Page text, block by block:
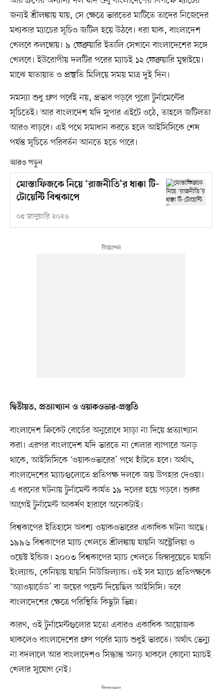
জন্যই শ্রীলঙ্কায় যায়, সে ক্ষেত্রে ভারতের মাটিতে তাদের নিজেদের
মধ্যকার ম্যাচের সূচিও জটিল হয়ে উঠবে। ধরা যাক, বাংলাদেশ
খেলবে কলম্বোয়। ৯ ফেব্রুয়ারি ইতালি সেখানে বাংলাদেশের সঙ্গে
খেলবে। ইউরোপীয় দলটির পরের ম্যাচই ১২ ফেব্রুয়ারি মুম্বাইয়ে।
মাঝে যাতায়াত ও প্রস্তুতি মিলিয়ে সময় মাত্র দুই দিন।
সমস্যা শুধু গ্রুপ পর্বেই নয়, প্রভাব পড়বে পুরো টুর্নামেন্টের
সূচিতেই। আর বাংলাদেশ যদি সুপার এইটে ওঠে, তাহলে জটিলতা
আরও বাড়বে। এই পথে সমাধান করতে হলে আইসিসিকে শেষ
পর্যন্ত সূচিতে পরিবর্তন আনতে হতে পারে।
আরও পড়ুন
মোস্তাফিজকে নিয়ে ‘রাজনীতি’র ধাক্কা টি-
টোয়েন্টি বিশ্বকাপে
০৫ জানুয়ারি ২০২৬
দ্বিতীয়ত, প্রত্যাখ্যান ও ওয়াকওভার-প্রস্তুতি
বাংলাদেশ ক্রিকেট বোর্ডের অনুরোধে সাড়া না দিয়ে প্রত্যাখ্যান
করা। এরপর বাংলাদেশ যদি ভারতে না খেলার ব্যাপারে অনড়
থাকে, আইসিসিকে ‘ওয়াকওভারের’ পথে হাঁটতে হবে। অর্থাৎ,
বাংলাদেশের ম্যাচগুলোতে প্রতিপক্ষ দলকে জয় উপহার দেওয়া।
এ ধরনের ঘটনায় টুর্নামেন্ট কার্যত ১৯ দলের হয়ে পড়বে। শুরুর
আগেই টুর্নামেন্ট আকর্ষণ হারাবে অনেকটাই।
বিশ্বকাপের ইতিহাসে অবশ্য ওয়াকওভারের একাধিক ঘটনা আছে।
১৯৯৬ বিশ্বকাপের ম্যাচ খেলতে শ্রীলঙ্কায় যায়নি অস্ট্রেলিয়া ও
ওয়েস্ট ইন্ডিজ। ২০০৩ বিশ্বকাপের ম্যাচ খেলতে জিম্বাবুয়েতে যায়নি
ইংল্যান্ড, কেনিয়ায় যায়নি নিউজিল্যান্ড। ওই সব ম্যাচে প্রতিপক্ষকে
‘অ্যাওয়ার্ডেড’ বা জয়ের পয়েন্ট দিয়েছিল আইসিসি। তবে
বাংলাদেশের ক্ষেত্রে পরিস্থিতি কিছুটা ভিন্ন।
কারণ, ওই টুর্নামেন্টগুলোর মতো এবারও একাধিক আয়োজক
থাকলেও বাংলাদেশের গ্রুপ পর্বের ম্যাচ শুধুই ভারতে। অর্থাৎ ভেন্যু
না বদলালে আর বাংলাদেশও সিদ্ধান্ত অনড় থাকলে কোনো ম্যাচই
খেলার সুযোগ নেই।